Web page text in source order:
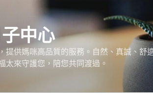
中心
提供媽咪高品質的服務。自然、真誠、舒
太來守護您，陪您共同渡過。